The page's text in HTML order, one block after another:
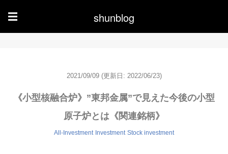
☰ shunblog
2021/09/09 (更新日: 2022/06/23)
《小型核融合炉》”東邦金属”で見えた今後の小型
原子炉とは《関連銘柄》
All-Investment Investment Stock investment